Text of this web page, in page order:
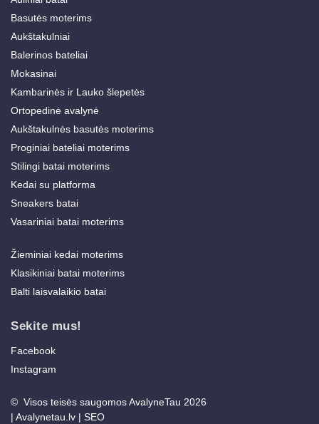
Basutės moterims
Aukštakulniai
Balerinos bateliai
Mokasinai
Kambarinės ir Lauko šlepetės
Ortopedinė avalynė
Aukštakulnės basutės moterims
Proginiai bateliai moterims
Stilingi batai moterims
Kedai su platforma
Sneakers batai
Vasariniai batai moterims
Žieminiai kedai moterims
Klasikiniai batai moterims
Balti laisvalaikio batai
Sekite mus!
Facebook
Instagram
© Visos teisės saugomos AvalyneTau 2026
| Avalynetau.lv | SEO